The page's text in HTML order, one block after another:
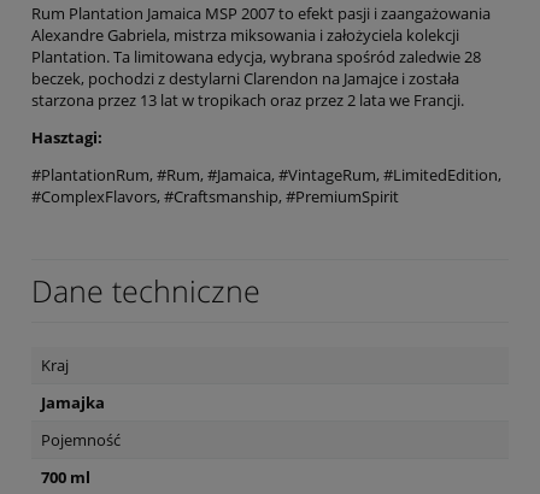
Rum Plantation Jamaica MSP 2007 to efekt pasji i zaangażowania
Alexandre Gabriela, mistrza miksowania i założyciela kolekcji
Plantation. Ta limitowana edycja, wybrana spośród zaledwie 28
beczek, pochodzi z destylarni Clarendon na Jamajce i została
starzona przez 13 lat w tropikach oraz przez 2 lata we Francji.
Hasztagi:
#PlantationRum, #Rum, #Jamaica, #VintageRum, #LimitedEdition,
#ComplexFlavors, #Craftsmanship, #PremiumSpirit
Dane techniczne
Kraj
Jamajka
Pojemność
700 ml